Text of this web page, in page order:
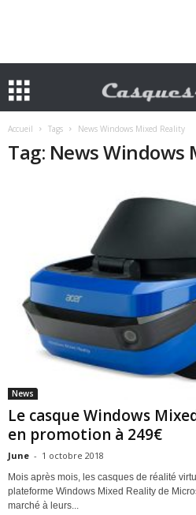
Accueil Tags News Windows Mixed Reality
Tag: News Windows
News
Le casque Windows
en promotion à 249€
June - 1 octobre 2018
Mois après mois, les casques de réalité
plateforme Windows Mixed Reality de
marché à leurs...